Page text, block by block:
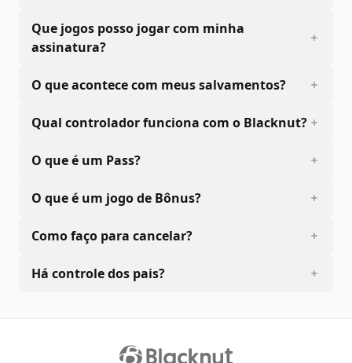
Que jogos posso jogar com minha
assinatura?
O que acontece com meus salvamentos?
Qual controlador funciona com o Blacknut?
O que é um Pass?
O que é um jogo de Bônus?
Como faço para cancelar?
Há controle dos pais?